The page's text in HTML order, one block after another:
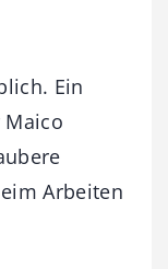
Ein
Arbeiten